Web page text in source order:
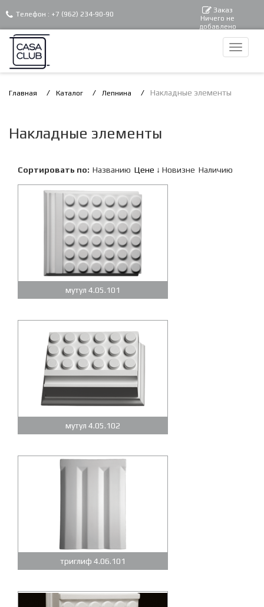
Телефон : +7 (962) 234-90-90 Заказ
Ничего не
добавлено
Главная Каталог Лепнина Накладные элементы
Накладные элементы
Сортировать по: Названию Цене Новизне Наличию
мутул 4.05.101
мутул 4.05.102
триглиф 4.06.101